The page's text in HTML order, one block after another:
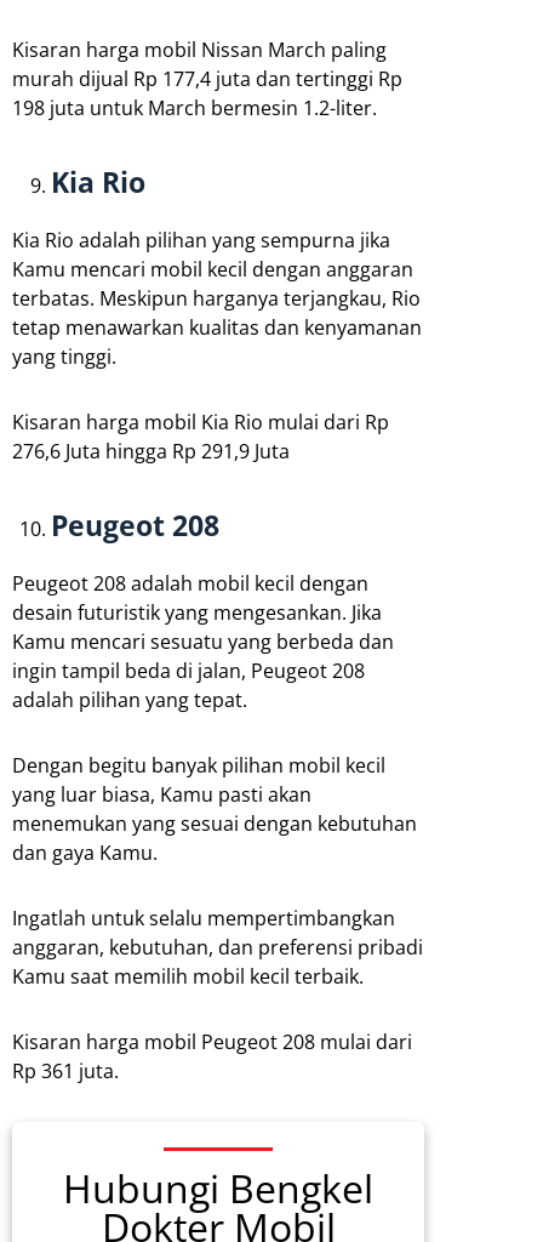
Kisaran harga mobil Nissan March paling
murah dijual Rp 177,4 juta dan tertinggi Rp
198 juta untuk March bermesin 1.2-liter.
Kia Rio
Kia Rio adalah pilihan yang sempurna jika
Kamu mencari mobil kecil dengan anggaran
terbatas. Meskipun harganya terjangkau, Rio
tetap menawarkan kualitas dan kenyamanan
yang tinggi.
Kisaran harga mobil Kia Rio mulai dari Rp
276,6 Juta hingga Rp 291,9 Juta
Peugeot 208
Peugeot 208 adalah mobil kecil dengan
desain futuristik yang mengesankan. Jika
Kamu mencari sesuatu yang berbeda dan
ingin tampil beda di jalan, Peugeot 208
adalah pilihan yang tepat.
Dengan begitu banyak pilihan mobil kecil
yang luar biasa, Kamu pasti akan
menemukan yang sesuai dengan kebutuhan
dan gaya Kamu.
Ingatlah untuk selalu mempertimbangkan
anggaran, kebutuhan, dan preferensi pribadi
Kamu saat memilih mobil kecil terbaik.
Kisaran harga mobil Peugeot 208 mulai dari
Rp 361 juta.
Hubungi Bengkel
Dokter Mobil